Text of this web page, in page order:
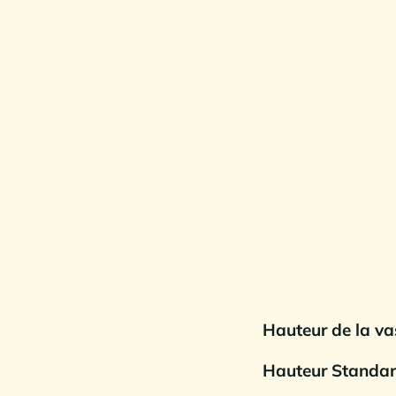
Hauteur de la
Hauteur